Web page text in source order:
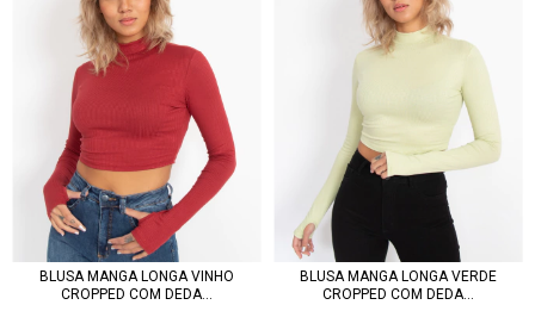
BLUSA MANGA LONGA VINHO
CROPPED COM DEDA...
BLUSA MANGA LONGA VERDE
CROPPED COM DEDA...